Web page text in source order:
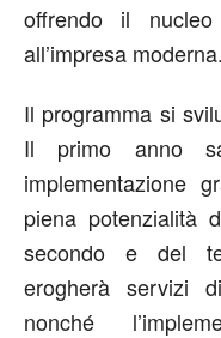
offrendo il nucleo
all’impresa moderna.
Il programma si
Il primo anno
implementazione
piena potenzialità
secondo e del
erogherà servizi
nonché